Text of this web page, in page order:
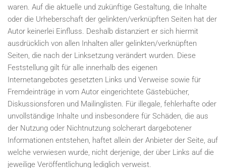
waren. Auf die aktuelle und zukünftige Gestaltung, die Inhalte
oder die Urheberschaft der gelinkten/verknüpften Seiten hat der
Autor keinerlei Einfluss. Deshalb distanziert er sich hiermit
ausdrücklich von allen Inhalten aller gelinkten/verknüpften
Seiten, die nach der Linksetzung verändert wurden. Diese
Feststellung gilt für alle innerhalb des eigenen
Internetangebotes gesetzten Links und Verweise sowie für
Fremdeinträge in vom Autor eingerichtete Gästebücher,
Diskussionsforen und Mailinglisten. Für illegale, fehlerhafte oder
unvollständige Inhalte und insbesondere für Schäden, die aus
der Nutzung oder Nichtnutzung solcherart dargebotener
Informationen entstehen, haftet allein der Anbieter der Seite, auf
welche verwiesen wurde, nicht derjenige, der über Links auf die
jeweilige Veröffentlichung lediglich verweist.